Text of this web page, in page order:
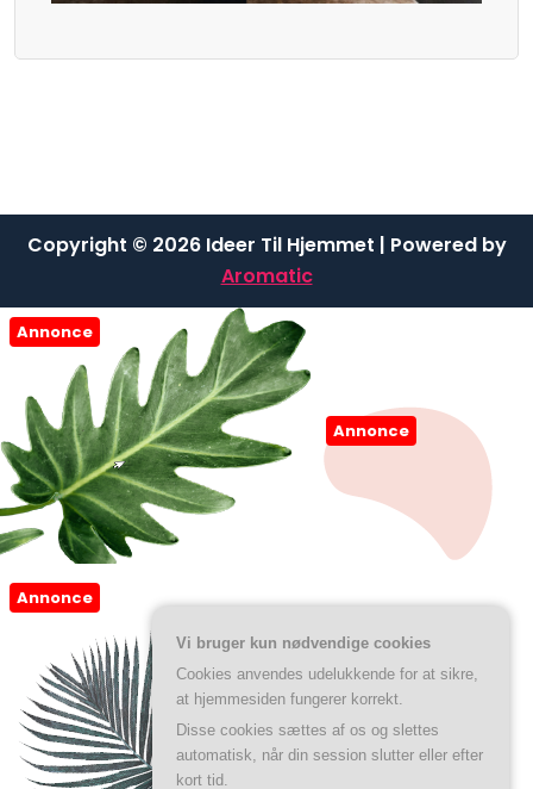
Copyright © 2026 Ideer Til Hjemmet | Powered by
Aromatic
Annonce
Annonce
Annonce
Vi bruger kun nødvendige cookies
Cookies anvendes udelukkende for at sikre,
at hjemmesiden fungerer korrekt.
Disse cookies sættes af os og slettes
automatisk, når din session slutter eller efter
kort tid.